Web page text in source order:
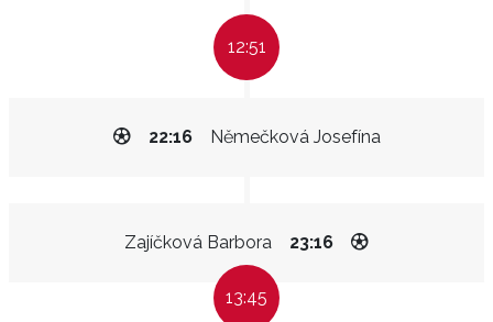
12:51
Němečková Josefína
22:16
Zajíčková Barbora 23:16
13:45